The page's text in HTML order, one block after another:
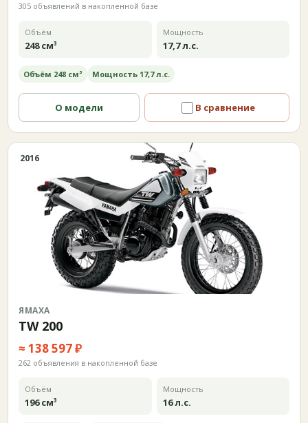
305 объявлений в накопленной базе
Объём
248 см³
Мощность
17,7 л.с.
Объём 248 см³ Мощность 17,7 л.с.
О модели В сравнение
2016
ЯМАХА
TW 200
≈ 138 597 ₽
262 объявления в накопленной базе
Объём
196 см³
Мощность
16 л.с.